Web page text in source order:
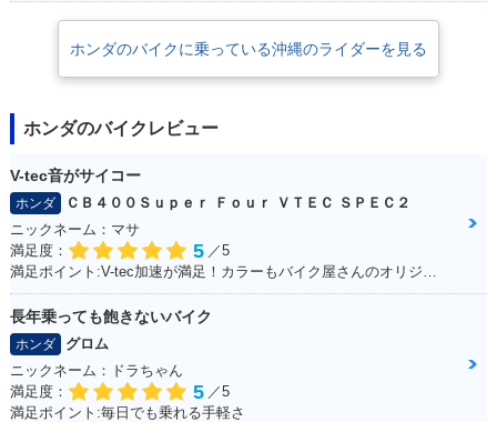
ホンダのバイクに乗っている沖縄のライダーを見る
ホンダのバイクレビュー
V-tec音がサイコー
ホンダ
ＣＢ４００Ｓｕｐｅｒ Ｆｏｕｒ ＶＴＥＣ ＳＰＥＣ２
ニックネーム：マサ
満足度：
5 ／5
長年乗っても飽きないバイク
ホンダ
グロム
ニックネーム：ドラちゃん
満足度：
5 ／5
満足ポイント:毎日でも乗れる手軽さ